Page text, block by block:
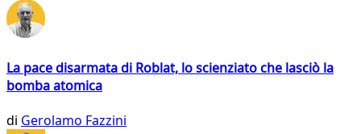
La pace disarmata di Roblat, lo scienziato che lasciò la
bomba atomica
di Gerolamo Fazzini